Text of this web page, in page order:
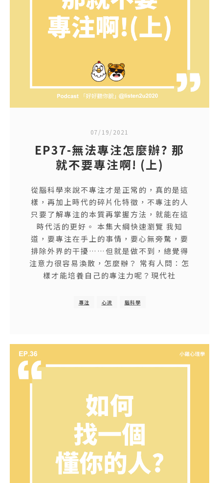
07/19/2021
EP37-無法專注怎麼辦? 那
就不要專注啊! (上)
從腦科學來說不專注才是正常的，真的是這
樣，再加上時代的碎片化特徵，不專注的人
只要了解專注的本質再掌握方法，就能在這
時代活的更好。 本集大綱快速瀏覽 我知
道，要專注在手上的事情，要心無旁騖，要
排除外界的干擾……但就是做不到，總覺得
注意力很容易渙散，怎麼辦？ 常有人問：怎
樣才能培養自己的專注力呢？現代社
專注 心流 腦科學